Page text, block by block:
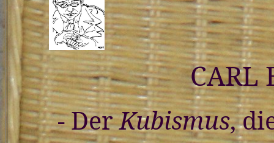
CARL
- DerKubismus,